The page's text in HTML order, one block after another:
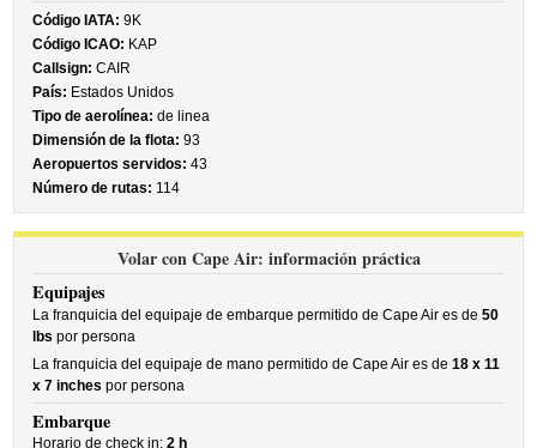
Código IATA: 9K
Código ICAO: KAP
Callsign: CAIR
País: Estados Unidos
Tipo de aerolínea: de linea
Dimensión de la flota: 93
Aeropuertos servidos: 43
Número de rutas: 114
Volar con Cape Air: información práctica
Equipajes
La franquicia del equipaje de embarque permitido de Cape Air es de50
lbs por persona
La franquicia del equipaje de mano permitido de Cape Air es de18 x 11
x 7 inches por persona
Embarque
Horario de check in:2 h